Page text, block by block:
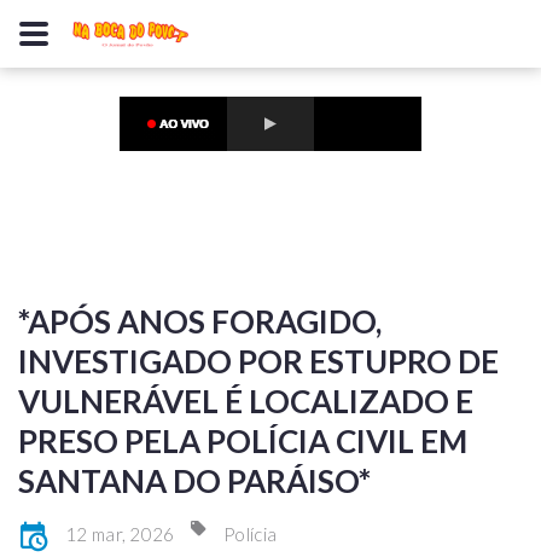
*APÓS ANOS FORAGIDO,
INVESTIGADO POR ESTUPRO DE
VULNERÁVEL É LOCALIZADO E
PRESO PELA POLÍCIA CIVIL EM
SANTANA DO PARÁISO*
12 mar, 2026 Polícia